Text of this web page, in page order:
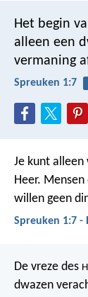
Het begin
alleen een
vermaning
Spreuken 1:7
Je kunt
Heer.
willen geen
Spreuken 1:7 -
De vreze des
dwazen